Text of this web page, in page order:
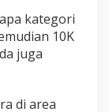
kategori
10K
juga
di area